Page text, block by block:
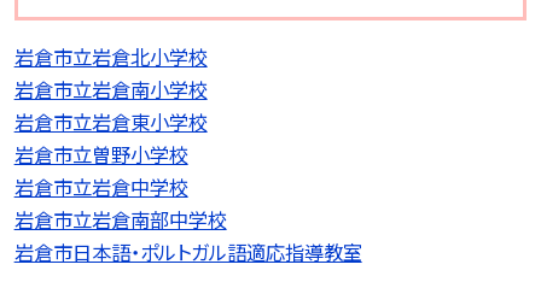
岩倉市立岩倉北小学校
岩倉市立岩倉南小学校
岩倉市立岩倉東小学校
岩倉市立曽野小学校
岩倉市立岩倉中学校
岩倉市立岩倉南部中学校
岩倉市日本語・ポルトガル語適応指導教室